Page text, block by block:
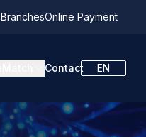
BranchesOnline Payment
Contact EN